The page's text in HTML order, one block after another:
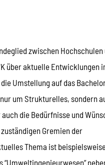
zwischen Hochschulen
über aktuelle Entwicklungen
Umstellung auf das
um Strukturelles, sondern
die Bedürfnisse und
Gremien der
Thema ist